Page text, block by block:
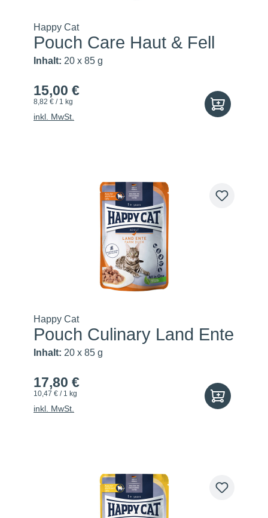
Happy Cat
Pouch Care Haut & Fell
Inhalt: 20 x 85 g
15,00 €
8,82 € / 1 kg
inkl. MwSt.
Happy Cat
Pouch Culinary Land Ente
Inhalt: 20 x 85 g
17,80 €
10,47 € / 1 kg
inkl. MwSt.